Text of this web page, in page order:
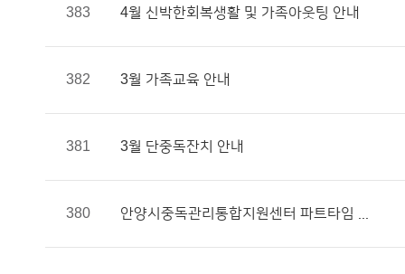
383 4월 신박한회복생활 및 가족아웃팅 안내
382 3월 가족교육 안내
381 3월 단중독잔치 안내
380 안양시중독관리통합지원센터 파트타임 ...